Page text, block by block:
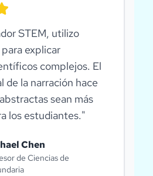
STEM, utilizo
explicar
complejos. El
de la narración hace
sean más
los estudiantes."
Chen
de Ciencias de